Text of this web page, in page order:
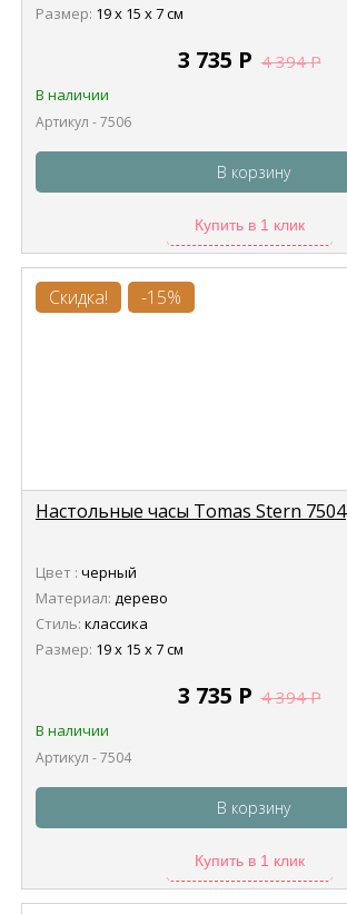
Размер: 19 х 15 х 7 см
3 735 Р 4 394Р
В наличии
Артикул - 7506
В корзину
Купить в 1 клик
Скидка! -15%
Настольные часы Tomas Stern 7504
Цвет : черный
Материал: дерево
Стиль: классика
Размер: 19 х 15 х 7 см
3 735 Р 4 394Р
В наличии
Артикул - 7504
В корзину
Купить в 1 клик